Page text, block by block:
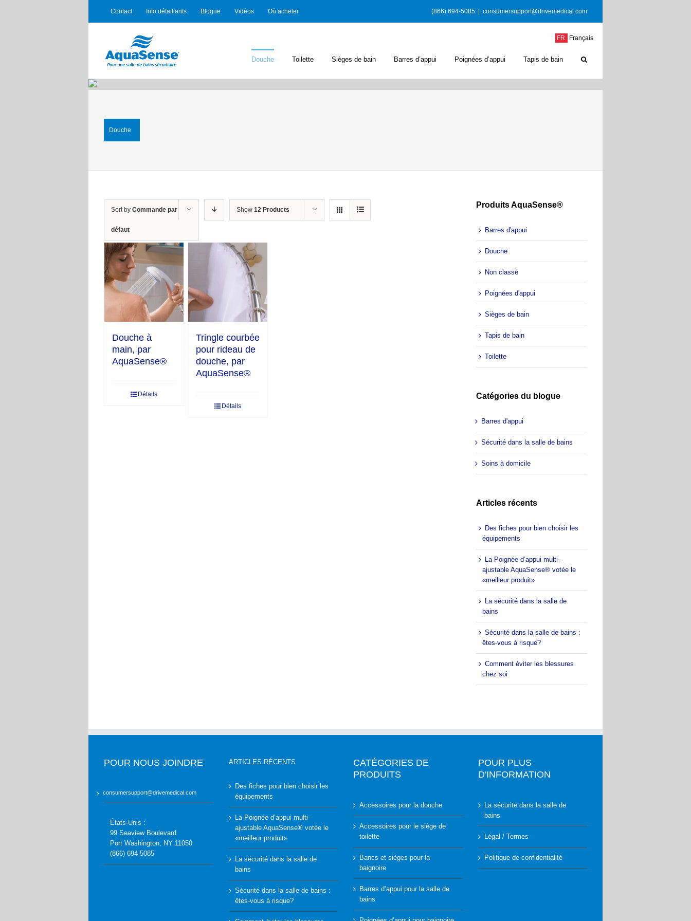
FR Français
Contact Info détaillants Blogue Vidéos Où acheter (866) 694-5085 consumersupport@drivemedical.com
Douche Toilette Sièges de bain Barres d’appui Poignées d’appui Tapis de bain
Douche
Sort by Commande par
défaut
Show 12 Products
Douche à
main, par
AquaSense®
Détails
Tringle courbée
pour rideau de
douche, par
AquaSense®
Détails
Produits AquaSense®
Barres d'appui
Douche
Non classé
Poignées d'appui
Sièges de bain
Tapis de bain
Toilette
Catégories du blogue
Barres d'appui
Sécurité dans la salle de bains
Soins à domicile
Articles récents
Des fiches pour bien choisir les
équipements
La Poignée d’appui multi-
ajustable AquaSense® votée le
«meilleur produit»
La sécurité dans la salle de
bains
Sécurité dans la salle de bains :
êtes-vous à risque?
Comment éviter les blessures
chez soi
POUR NOUS JOINDRE
consumersupport@drivemedical.com
États-Unis :
99 Seaview Boulevard
Port Washington, NY 11050
(866) 694-5085
ARTICLES RÉCENTS
Des fiches pour bien choisir les
équipements
La Poignée d’appui multi-
ajustable AquaSense® votée le
«meilleur produit»
La sécurité dans la salle de
bains
Sécurité dans la salle de bains :
êtes-vous à risque?
CATÉGORIES DE
PRODUITS
Accessoires pour la douche
Accessoires pour le siège de
toilette
Bancs et sièges pour la
baignoire
Barres d’appui pour la salle de
bains
POUR PLUS
D'INFORMATION
La sécurité dans la salle de
bains
Légal / Termes
Politique de confidentialité